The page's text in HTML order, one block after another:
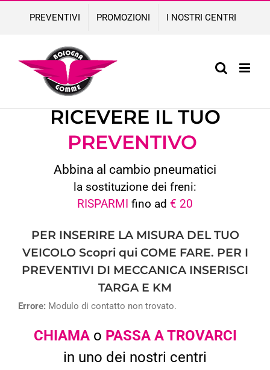
content
PREVENTIVI PROMOZIONI I NOSTRI CENTRI
COMPILA IL FORM PER
RICEVERE IL TUO
PREVENTIVO
Abbina al cambio pneumatici
la sostituzione dei freni:
RISPARMI fino ad € 20
PER INSERIRE LA MISURA DEL TUO
VEICOLO Scopri quiCOME FARE. PER I
PREVENTIVI DI MECCANICA INSERISCI
TARGA E KM
Errore: Modulo di contatto non trovato.
CHIAMAo PASSA A TROVARCI
in uno dei nostri centri